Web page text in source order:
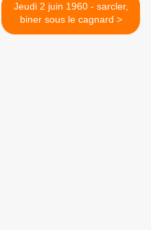
Jeudi 2 juin 1960 - sarcler,
biner sous le cagnard >